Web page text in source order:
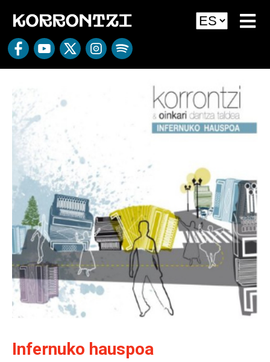
Infernuko hauspoa